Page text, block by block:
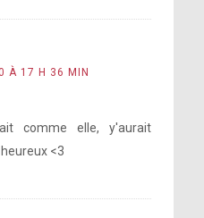
À 17 H 36 MIN
comme elle, y'aurait
<3